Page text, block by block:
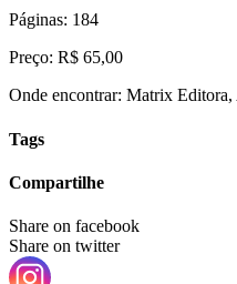
Páginas: 184
Preço: R$ 65,00
Onde encontrar: Matrix
Tags
Compartilhe
Share on facebook
Share on twitter